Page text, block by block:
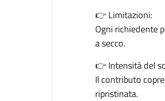
👉 Limitazioni:
Ogni richiedente
a secco.
👉 Intensità del
Il contributo
ripristinata.